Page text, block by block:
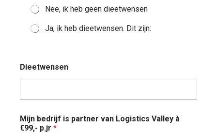
N
a
Nee, ik heb geen dieetwensen
Ja, ik heb dieetwensen. Dit zijn:
Dieetwensen
Mijn bedrijf is partner van Logistics Valley à
€99,- p.jr *